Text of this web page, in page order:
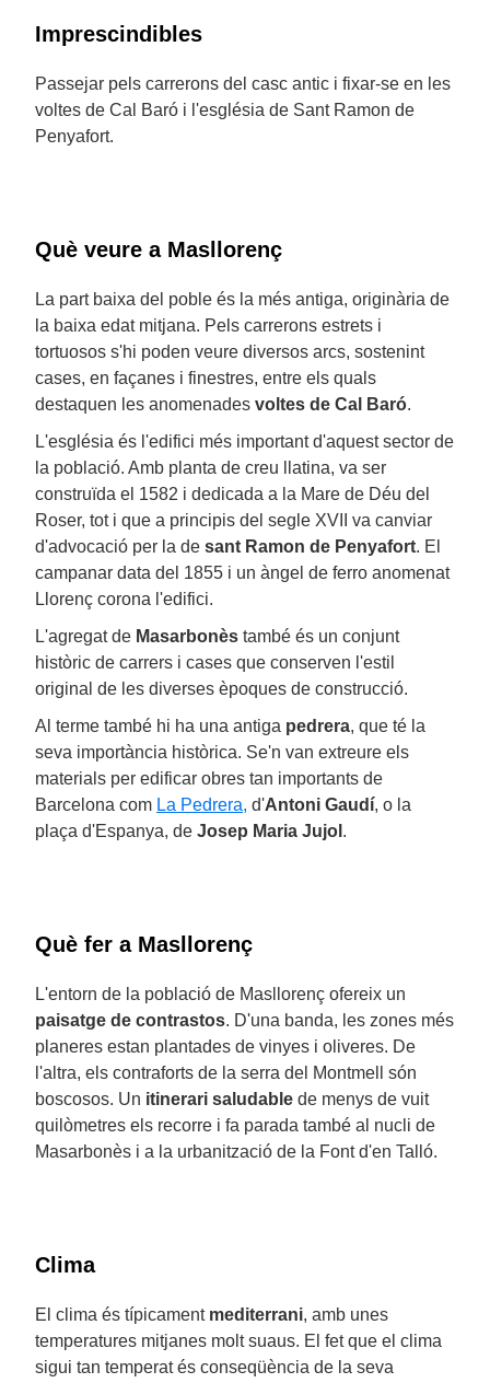
Imprescindibles
Passejar pels carrerons del casc antic i fixar-se en les
voltes de Cal Baró i l'església de Sant Ramon de
Penyafort.
Què veure a Masllorenç
La part baixa del poble és la més antiga, originària de
la baixa edat mitjana. Pels carrerons estrets i
tortuosos s'hi poden veure diversos arcs, sostenint
cases, en façanes i finestres, entre els quals
destaquen les anomenades voltes de Cal Baró.
L'església és l'edifici més important d'aquest sector de
la població. Amb planta de creu llatina, va ser
construïda el 1582 i dedicada a la Mare de Déu del
Roser, tot i que a principis del segle XVII va canviar
d'advocació per la de sant Ramon de Penyafort. El
campanar data del 1855 i un àngel de ferro anomenat
Llorenç corona l'edifici.
L'agregat de Masarbonès també és un conjunt
històric de carrers i cases que conserven l'estil
original de les diverses èpoques de construcció.
Al terme també hi ha una antiga pedrera, que té la
seva importància històrica. Se'n van extreure els
materials per edificar obres tan importants de
Barcelona com La Pedrera, d'Antoni Gaudí, o la
plaça d'Espanya, de Josep Maria Jujol .
Què fer a Masllorenç
L'entorn de la població de Masllorenç ofereix un
paisatge de contrastos. D'una banda, les zones més
planeres estan plantades de vinyes i oliveres. De
l'altra, els contraforts de la serra del Montmell són
boscosos. Un itinerari saludable de menys de vuit
quilòmetres els recorre i fa parada també al nucli de
Masarbonès i a la urbanització de la Font d'en Talló.
Clima
El clima és típicament mediterrani, amb unes
temperatures mitjanes molt suaus. El fet que el clima
sigui tan temperat és conseqüència de la seva